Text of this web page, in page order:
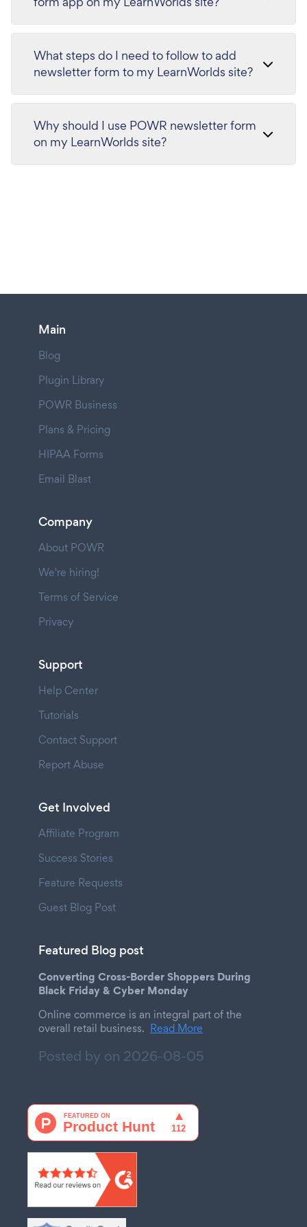
What steps do I need to follow to add
newsletter form to my LearnWorlds site?
Why should I use POWR newsletter form
on my LearnWorlds site?
Main
Blog
Plugin Library
POWR Business
Plans & Pricing
HIPAA Forms
Email Blast
Company
About POWR
We're hiring!
Terms of Service
Privacy
Support
Help Center
Tutorials
Contact Support
Report Abuse
Get Involved
Affiliate Program
Success Stories
Feature Requests
Guest Blog Post
Featured Blog post
Converting Cross-Border Shoppers During
Black Friday & Cyber Monday
Online commerce is an integral part of the
overall retail business. Read More
Posted by on 2026-08-05